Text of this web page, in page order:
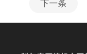
下一条